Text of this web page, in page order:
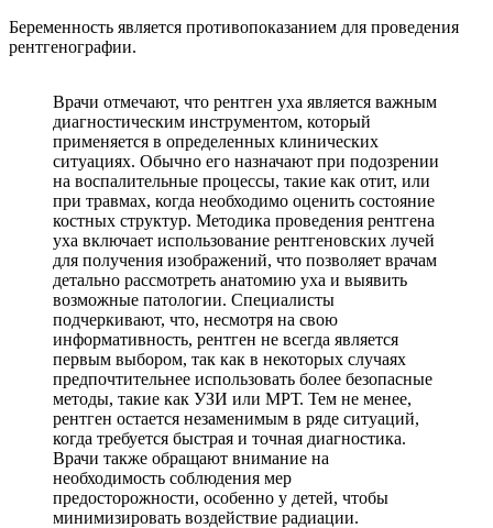
Беременность является противопоказанием для проведения
рентгенографии.
Врачи отмечают, что рентген уха является важным
диагностическим инструментом, который
применяется в определенных клинических
ситуациях. Обычно его назначают при подозрении
на воспалительные процессы, такие как отит, или
при травмах, когда необходимо оценить состояние
костных структур. Методика проведения рентгена
уха включает использование рентгеновских лучей
для получения изображений, что позволяет врачам
детально рассмотреть анатомию уха и выявить
возможные патологии. Специалисты
подчеркивают, что, несмотря на свою
информативность, рентген не всегда является
первым выбором, так как в некоторых случаях
предпочтительнее использовать более безопасные
методы, такие как УЗИ или МРТ. Тем не менее,
рентген остается незаменимым в ряде ситуаций,
когда требуется быстрая и точная диагностика.
Врачи также обращают внимание на
необходимость соблюдения мер
предосторожности, особенно у детей, чтобы
минимизировать воздействие радиации.